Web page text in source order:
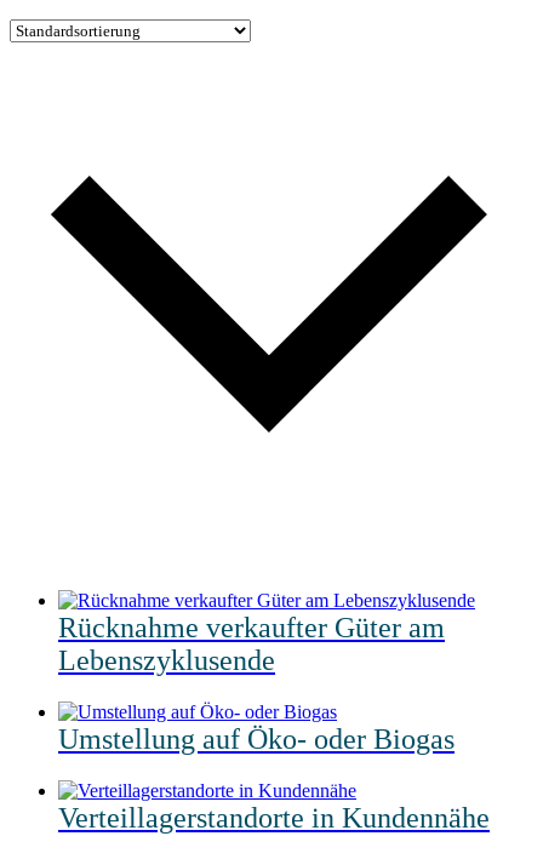
Rücknahme verkaufter Güter am
Lebenszyklusende
Umstellung auf Öko- oder Biogas
Verteillagerstandorte in Kundennähe